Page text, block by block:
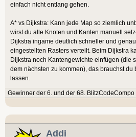
einfach nicht entlang gehen.
A* vs Dijkstra: Kann jede Map so ziemlich
wirst du alle Knoten und Kanten manuell
Dijkstra ingame deutlich schneller und
eingestellten Rasters verteilt. Beim Dijkstra
Dijkstra noch Kantengewichte einfügen (die
dem nächsten zu kommen), das brauchst
lassen.
Gewinner der 6. und der 68. BlitzCodeCompo
Addi